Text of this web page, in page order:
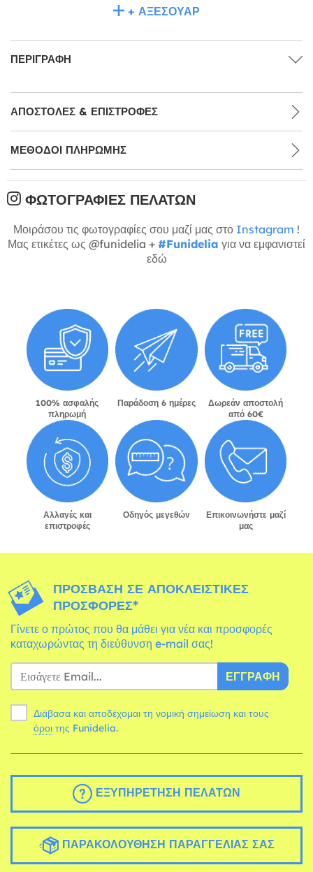
+ ΑΞΕΣΟΥΆΡ
ΠΕΡΙΓΡΑΦΉ
ΑΠΟΣΤΟΛΈΣ & ΕΠΙΣΤΡΟΦΈΣ
ΜΕΘΌΔΟΙ ΠΛΗΡΩΜΉΣ
ΦΩΤΟΓΡΑΦΊΕΣ ΠΕΛΑΤΏΝ
Μοιράσου τις φωτογραφίες σου μαζί μας στο Instagram !
Μας ετικέτες ως @funidelia + #Funidelia για να εμφανιστεί
εδώ
100% ασφαλής
πληρωμή
Παράδοση 6 ημέρες
Δωρεάν αποστολή
από 60€
Αλλαγές και
επιστροφές
Οδηγός μεγεθών
Επικοινωνήστε μαζί
μας
ΠΡΌΣΒΑΣΗ ΣΕ ΑΠΟΚΛΕΙΣΤΙΚΈΣ
ΠΡΟΣΦΟΡΈΣ*
Γίνετε ο πρώτος που θα μάθει για νέα και προσφορές
καταχωρώντας τη διεύθυνση e-mail σας!
ΕΓΓΡΑΦΉ
Διάβασα και αποδέχομαι τη νομική σημείωση και τους
όροι της Funidelia.
ΕΞΥΠΗΡΈΤΗΣΗ ΠΕΛΑΤΏΝ
ΠΑΡΑΚΟΛΟΎΘΗΣΗ ΠΑΡΑΓΓΕΛΊΑΣ ΣΑΣ